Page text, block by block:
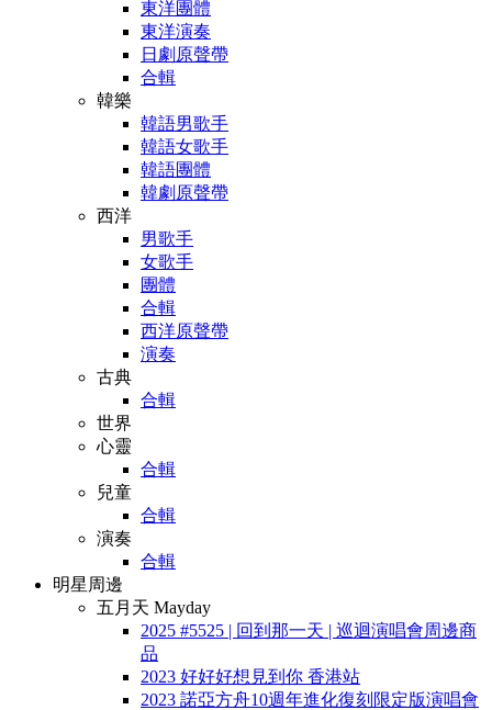
東洋團體
東洋演奏
日劇原聲帶
合輯
韓樂
韓語男歌手
韓語女歌手
韓語團體
韓劇原聲帶
西洋
男歌手
女歌手
團體
合輯
西洋原聲帶
演奏
古典
合輯
世界
心靈
合輯
兒童
合輯
演奏
合輯
明星周邊
五月天 Mayday
2025 #5525 | 回到那一天 | 巡迴演唱會周邊商
品
2023 好好好想見到你 香港站
2023 諾亞方舟10週年進化復刻限定版演唱會